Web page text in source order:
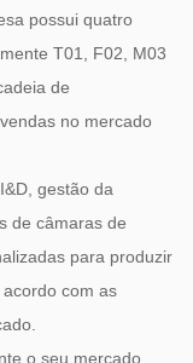
possui quatro
T01, F02, M03
de
no mercado
gestão da
de câmaras de
para produzir
com as
o seu mercado